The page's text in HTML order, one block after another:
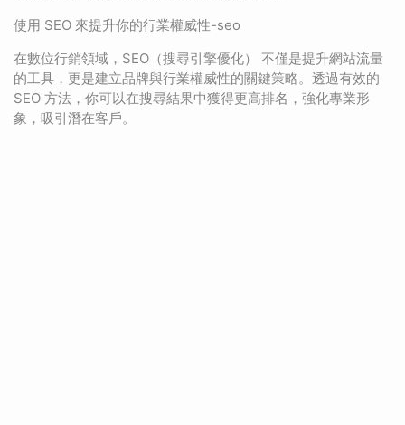
使用 SEO 來提升你的行業權威性-seo
在數位行銷領域，SEO（搜尋引擎優化） 不僅是提升網站流量
的工具，更是建立品牌與行業權威性的關鍵策略。透過有效的
SEO 方法，你可以在搜尋結果中獲得更高排名，強化專業形
象，吸引潛在客戶。